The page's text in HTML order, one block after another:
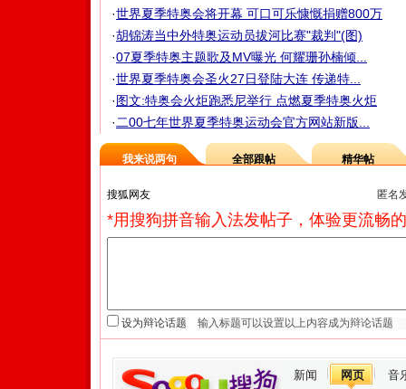
·世界夏季特奥会将开幕 可口可乐慷慨捐赠800万
·胡锦涛当中外特奥运动员拔河比赛"裁判"(图)
·07夏季特奥主题歌及MV曝光 何耀珊孙楠倾...
·世界夏季特奥会圣火27日登陆大连 传递特...
·图文:特奥会火炬跑悉尼举行 点燃夏季特奥火炬
· 二00七年世界夏季特奥运动会官方网站新版...
我来说两句 全部跟帖 精华帖
匿名
*用搜狗拼音输入法发帖子，体验更流畅
设为辩论话题
新闻 网页 音